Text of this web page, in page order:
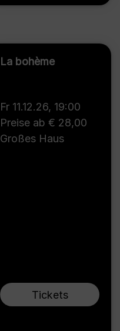
La bohème
Fr 11.12.26, 19:00
Preise ab € 28,00
Großes Haus
Tickets